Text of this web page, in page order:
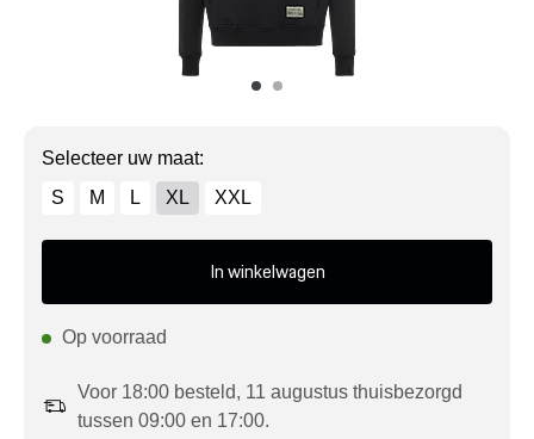
Porsche informatie
Selecteer uw maat:
S
M L XL XXL
In winkelwagen
Op voorraad
Voor 18:00 besteld, 11 augustus thuisbezorgd
tussen 09:00 en 17:00.